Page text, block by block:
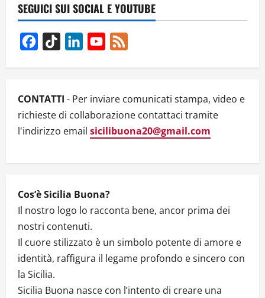
i
g
a
t
i
n
SEGUICI SUI SOCIAL E YOUTUBE
Facebook
TikTok LinkedInYouTube
CONTATTI - Per inviare comunicati stampa, video e
richieste di collaborazione contattaci tramite
l'indirizzo email sicilibuona20@gmail.com
Cos’è Sicilia Buona?
Il nostro logo lo racconta bene, ancor prima dei
nostri contenuti.
Il cuore stilizzato è un simbolo potente di amore e
identità, raffigura il legame profondo e sincero con
la Sicilia.
Sicilia Buona nasce con l’intento di creare una